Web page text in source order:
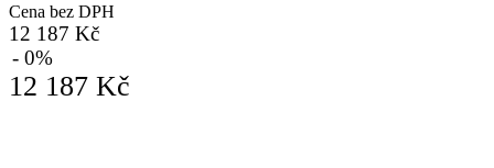
Cena bez DPH
12 187 Kč
- 0%
12 187 Kč